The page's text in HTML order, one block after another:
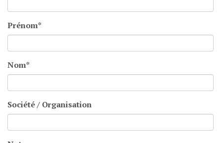
Prénom*
Nom*
Société / Organisation